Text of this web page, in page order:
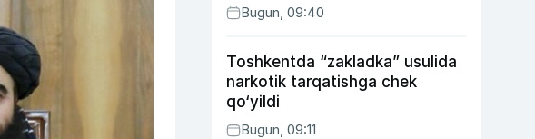
Bugun, 09:40
Toshkentda “zakladka” usulida
narkotik tarqatishga chek
qo‘yildi
Bugun, 09:11